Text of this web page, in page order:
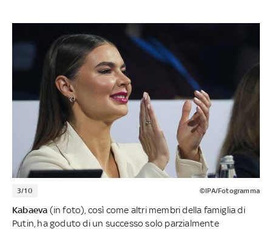
3/10 ©IPA/Fotogramma
Kabaeva (in foto), così come altri membri della famiglia di
Putin, ha goduto di un successo solo parzialmente